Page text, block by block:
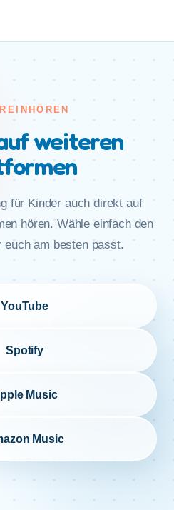
weiteren
für Kinder auch direkt auf
hören. Wähle einfach den
euch am besten passt.
YouTube
Spotify
Music
Music